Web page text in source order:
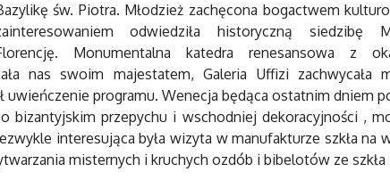
św. Piotra. Młodzież zachęcona bogactwem
odwiedziła historyczną siedzibę
Monumentalna katedra renesansowa z
nas swoim majestatem, Galeria Uffizi zachwycała
uwieńczenie programu. Wenecja będąca ostatnim dniem
bizantyjskim przepychu i wschodniej dekoracyjności ,
interesująca była wizyta w manufakturze szkła na
misternych i kruchych ozdób i bibelotów ze